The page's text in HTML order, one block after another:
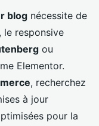
blog nécessite de
le responsive
ou
Elementor.
, recherchez
à jour
pour la